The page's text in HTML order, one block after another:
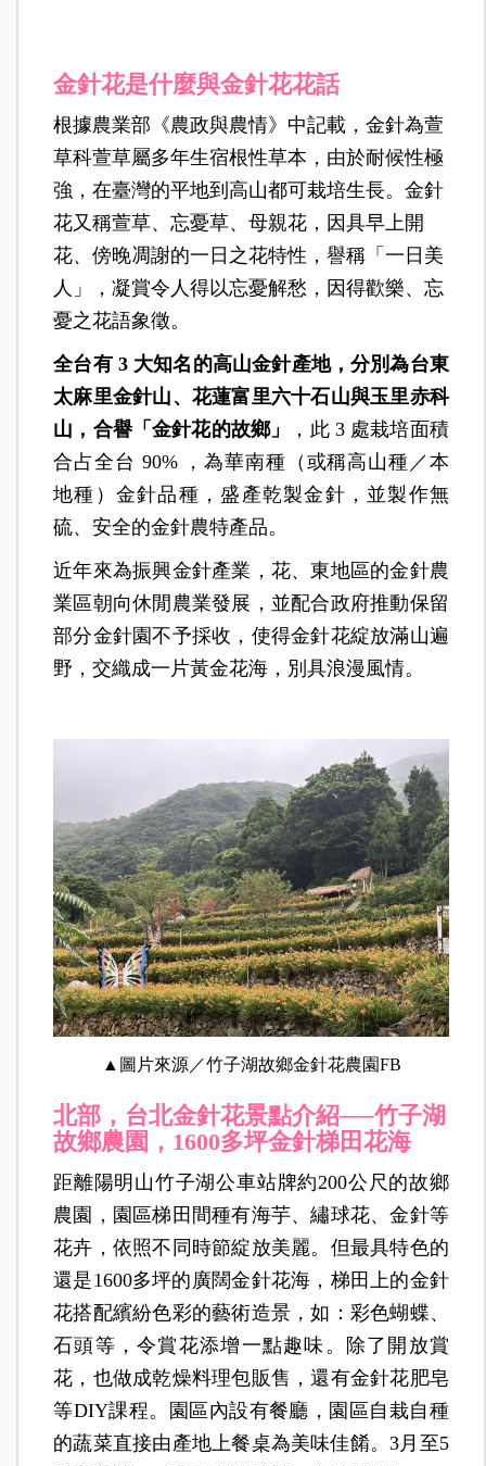
金針花是什麼與金針花花話
根據農業部《農政與農情》中記載，金針為萱
草科萱草屬多年生宿根性草本，由於耐候性極
強，在臺灣的平地到高山都可栽培生長。金針
花又稱萱草、忘憂草、母親花，因具早上開
花、傍晚凋謝的一日之花特性，譽稱「一日美
人」，凝賞令人得以忘憂解愁，因得歡樂、忘
憂之花語象徵。
全台有 3 大知名的高山金針產地，分別為台東
太麻里金針山、花蓮富里六十石山與玉里赤科
山，合譽「金針花的故鄉」
，此 3 處栽培面積
合占全台 90% ，為華南種（或稱高山種／本
地種）金針品種，盛產乾製金針，並製作無
硫、安全的金針農特產品。
近年來為振興金針產業，花、東地區的金針農
業區朝向休閒農業發展，並配合政府推動保留
部分金針園不予採收，使得金針花綻放滿山遍
野，交織成一片黃金花海，別具浪漫風情。
▲圖片來源／竹子湖故鄉金針花農園FB
北部，台北金針花景點介紹──竹子湖
故鄉農園，1600多坪金針梯田花海
距離陽明山竹子湖公車站牌約200公尺的故鄉
農園，園區梯田間種有海芋、繡球花、金針等
花卉，依照不同時節綻放美麗。但最具特色的
還是1600多坪的廣闊金針花海，梯田上的金針
花搭配繽紛色彩的藝術造景，如：彩色蝴蝶、
石頭等，令賞花添增一點趣味。除了開放賞
花，也做成乾燥料理包販售，還有金針花肥皂
等DIY課程。園區內設有餐廳，園區自栽自種
的蔬菜直接由產地上餐桌為美味佳餚。3月至5